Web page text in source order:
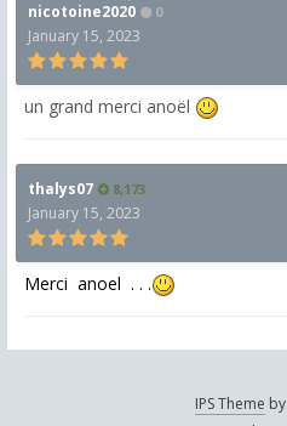
nicotoine2020 0
January 15, 2023
un grand merci anoël
thalys07 8,173
January 15, 2023
Merci anoel . . .
IPS Theme by